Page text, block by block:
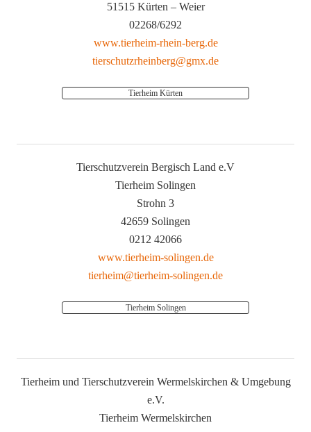
51515 Kürten – Weier
02268/6292
www.tierheim-rhein-berg.de
tierschutzrheinberg@gmx.de
Tierheim Kürten
Tierschutzverein Bergisch Land e.V
Tierheim Solingen
Strohn 3
42659 Solingen
0212 42066
www.tierheim-solingen.de
tierheim@tierheim-solingen.de
Tierheim Solingen
Tierheim und Tierschutzverein Wermelskirchen & Umgebung
e.V.
Tierheim Wermelskirchen